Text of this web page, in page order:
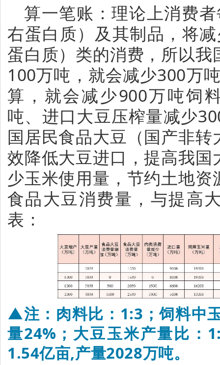
算一笔账：理论上消费
右蛋白质）及其制品，将
蛋白质）类的消费，所以
100万吨，就会减少300万
算，就会减少900万吨饲
吨、进口大豆压榨量减少
国居民食品大豆（国产非
效降低大豆进口，提高我
少玉米使用量，节约土地
食品大豆消费量，与提高
表：
▲注：肉料比：1:3；饲料中
量24%；大豆玉米产量比：
1.54亿亩,产量2028万吨。